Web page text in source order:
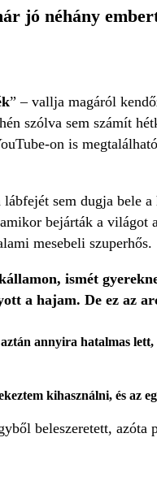
jó néhány
” – vallja magáról
szólva sem számít
on is
sem dugja bele a
bejárták a
mesebeli szuperhős.
ismét
a hajam. De ez az
annyira hatalmas
kihasználni, és az
beleszeretett,